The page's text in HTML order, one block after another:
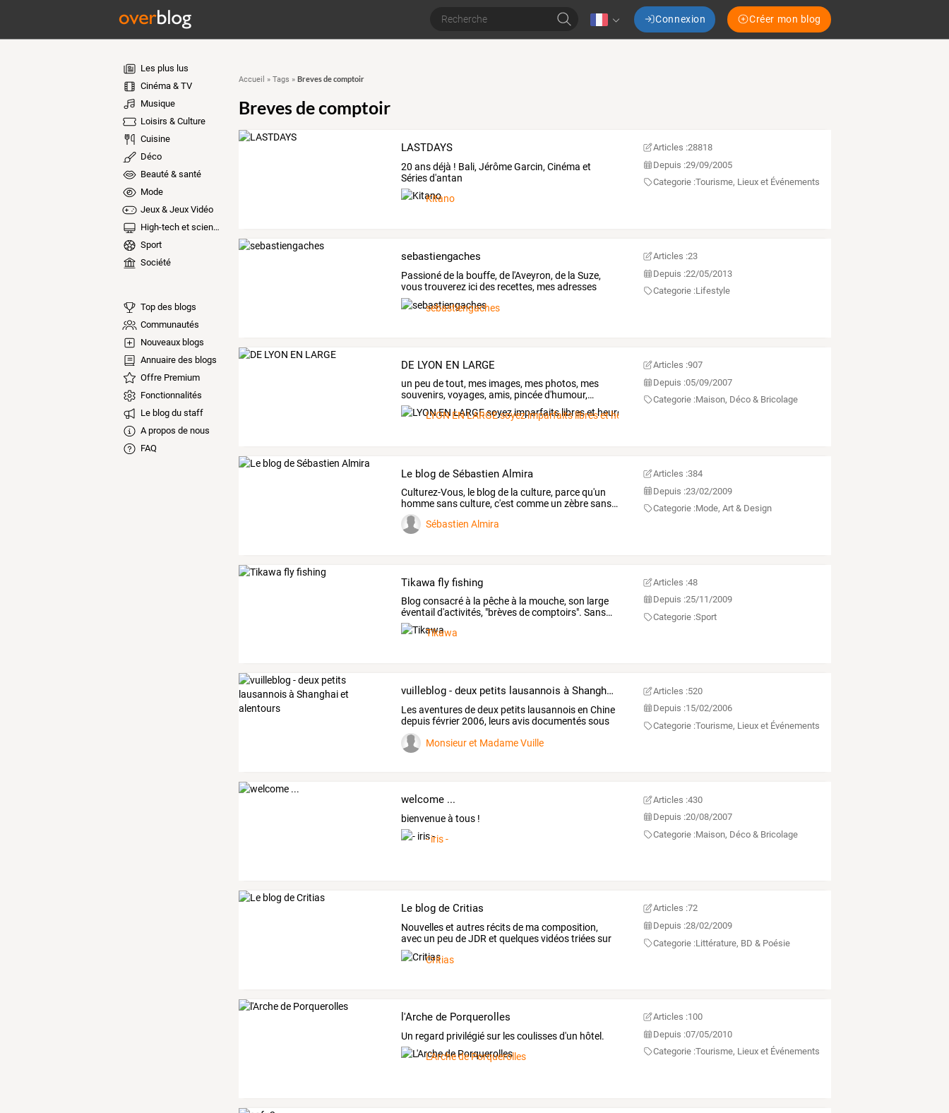
Connexion Créer mon blog
Les plus lus
Cinéma & TV
Musique
Loisirs & Culture
Cuisine
Déco
Beauté & santé
Mode
Jeux & Jeux Vidéo
High-tech et sciences
Sport
Société
Top des blogs
Communautés
Nouveaux blogs
Annuaire des blogs
Offre Premium
Fonctionnalités
Le blog du staff
A propos de nous
FAQ
Accueil » Tags » Breves de comptoir
Breves de comptoir
LASTDAYS
20 ans déjà ! Bali, Jérôme Garcin, Cinéma et
Séries d'antan
Kitano
Articles :28818
Depuis :29/09/2005
Categorie :Tourisme, Lieux et Événements
sebastiengaches
Passionéde la bouffe, de l'Aveyron, de la Suze,
voustrouverez icides recettes, mesadresses
préférés,
sebastiengaches
Articles :23
Depuis :22/05/2013
Categorie :Lifestyle
DE LYON EN LARGE
un peu detout, mes images, mes photos, mes
souvenirs,voyages,amis, pincéed'humour,…
LYON EN LARGE soyez imparfaits libres et heureux
Articles :907
Depuis :05/09/2007
Categorie :Maison, Déco & Bricolage
Le blog de Sébastien Almira
Culturez-Vous, le blog de la culture, parcequ'un
hommesansculture,c'est comme un zèbresans…
Sébastien Almira
Articles :384
Depuis :23/02/2009
Categorie :Mode, Art & Design
Tikawa fly fishing
Blog consacréà la pêcheà la mouche, son large
éventail d'activités, "brèvesdecomptoirs". Sans…
Tikawa
Articles :48
Depuis :25/11/2009
Categorie :Sport
vuilleblog - deux petits lausannois à Shanghai et alentours
Lesaventuresdedeux petits lausannoisen Chine
depuisfévrier2006, leursavisdocumentéssous
les…
Monsieur et Madame Vuille
Articles :520
Depuis :15/02/2006
Categorie :Tourisme, Lieux et Événements
welcome ...
bienvenue à tous !
- iris -
Articles :430
Depuis :20/08/2007
Categorie :Maison, Déco & Bricolage
Le blog de Critias
Nouvelleset autres récitsde ma composition,
avec un peu deJDR et quelquesvidéostriéessur
levolet
Critias
Articles :72
Depuis :28/02/2009
Categorie :Littérature, BD & Poésie
l'Arche de Porquerolles
Un regard privilégié sur les coulisses d'un hôtel.
L'Arche de Porquerolles
Articles :100
Depuis :07/05/2010
Categorie :Tourisme, Lieux et Événements